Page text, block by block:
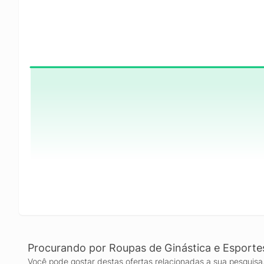
Procurando por Roupas de Ginástica e
Você pode gostar destas ofertas relacionadas a sua